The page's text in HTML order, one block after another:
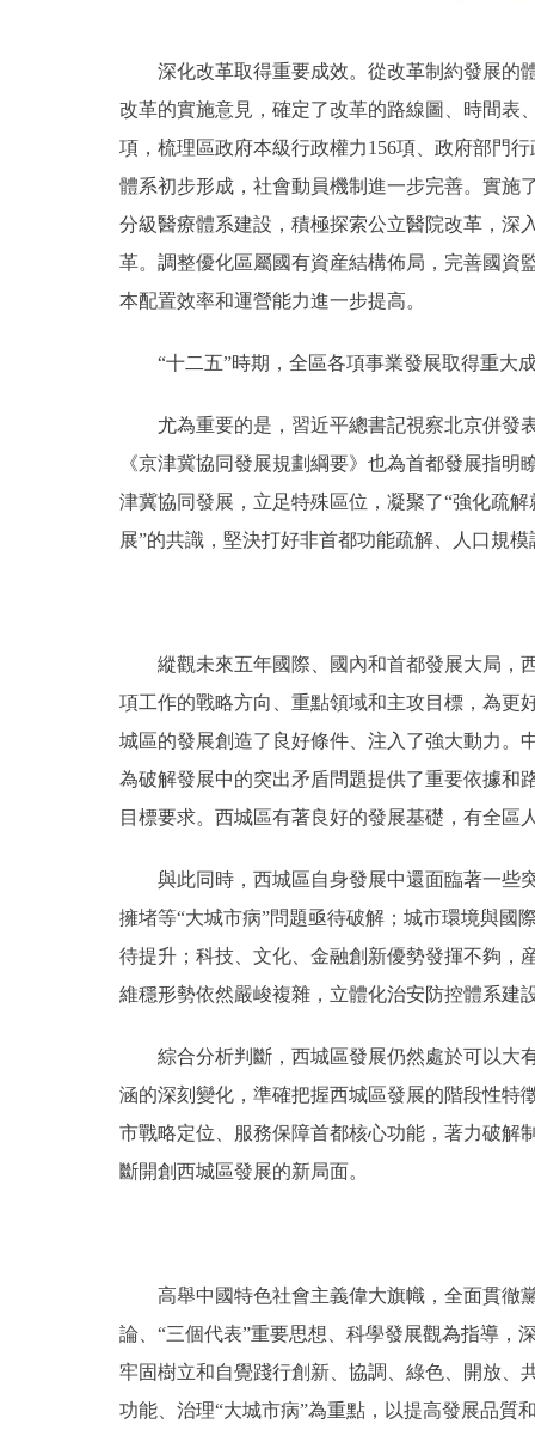
深化改革取得重要成效。從改革制約發展的體
改革的實施意見，確定了改革的路線圖、時間表
項，梳理區政府本級行政權力156項、政府部門
體系初步形成，社會動員機制進一步完善。實施
分級醫療體系建設，積極探索公立醫院改革，深
革。調整優化區屬國有資産結構佈局，完善國資
本配置效率和運營能力進一步提高。
“十二五”時期，全區各項事業發展取得重大成
尤為重要的是，習近平總書記視察北京併發表
《京津冀協同發展規劃綱要》也為首都發展指
津冀協同發展，立足特殊區位，凝聚了“強化疏
展”的共識，堅決打好非首都功能疏解、人口規
縱觀未來五年國際、國內和首都發展大局，西
項工作的戰略方向、重點領域和主攻目標，為更
城區的發展創造了良好條件、注入了強大動力。
為破解發展中的突出矛盾問題提供了重要依據和
目標要求。西城區有著良好的發展基礎，有全
與此同時，西城區自身發展中還面臨著一些突
擁堵等“大城市病”問題亟待破解；城市環境與國
待提升；科技、文化、金融創新優勢發揮不夠，
維穩形勢依然嚴峻複雜，立體化治安防控體系建
綜合分析判斷，西城區發展仍然處於可以大有
涵的深刻變化，準確把握西城區發展的階段性特
市戰略定位、服務保障首都核心功能，著力破解
斷開創西城區發展的新局面。
高舉中國特色社會主義偉大旗幟，全面貫徹黨
論、“三個代表”重要思想、科學發展觀為指導，
牢固樹立和自覺踐行創新、協調、綠色、開放、
功能、治理“大城市病”為重點，以提高發展品質